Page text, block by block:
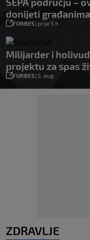
donijeti
FORBES| prije 5 h
Milijarder i
projektu za spas
FORBES| 5. aug.
ZDRAVLJE